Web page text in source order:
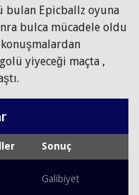
bulan Epicballz oyuna
bulca mücadele oldu
yiyeceği maçta ,
Sonuç
Galibiyet